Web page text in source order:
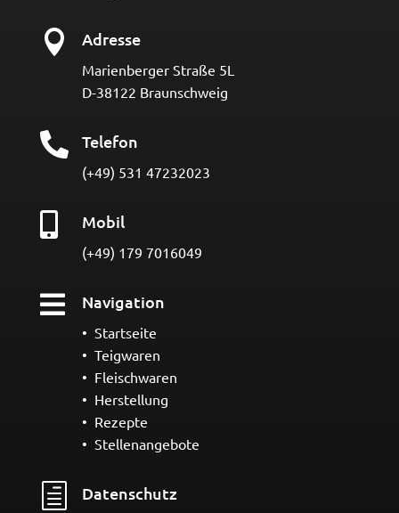
 Adresse
Marienberger Straße 5L
D-38122 Braunschweig
 Telefon
(+49) 531 47232023
 Mobil
(+49) 179 7016049
 Navigation
• Startseite
• Teigwaren
• Fleischwaren
• Herstellung
• Rezepte
• Stellenangebote
h Datenschutz